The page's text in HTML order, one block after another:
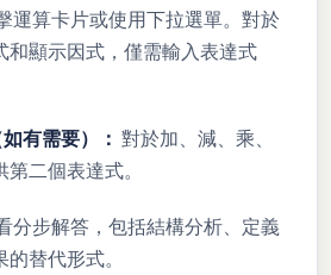
運算卡片或使用下拉選單。對於
和顯示因式，僅需輸入表達式
有需要）： 對於加、減、乘、
二個表達式。
分步解答，包括結構分析、定義
替代形式。